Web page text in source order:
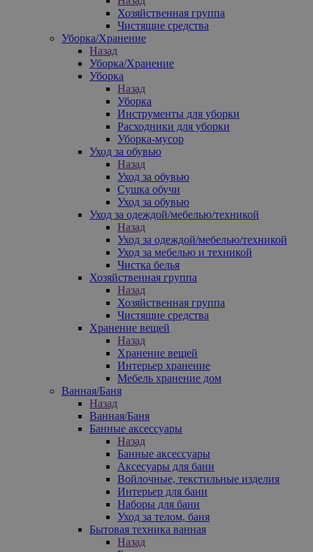
Хозяйственная группа
Чистящие средства
Уборка/Хранение
Назад
Уборка/Хранение
Уборка
Назад
Уборка
Инструменты для уборки
Расходники для уборки
Уборка-мусор
Уход за обувью
Назад
Уход за обувью
Сушка обучи
Уход за обувью
Уход за одеждой/мебелью/техникой
Назад
Уход за одеждой/мебелью/техникой
Уход за мебелью и техникой
Чистка белья
Хозяйственная группа
Назад
Хозяйственная группа
Чистящие средства
Хранение вещей
Назад
Хранение вещей
Интерьер хранение
Мебель хранение дом
Ванная/Баня
Назад
Ванная/Баня
Банные аксессуары
Назад
Банные аксессуары
Аксесуары для бани
Войлочные, текстильные изделия
Интерьер для бани
Наборы для бани
Уход за телом, баня
Бытовая техника ванная
Назад